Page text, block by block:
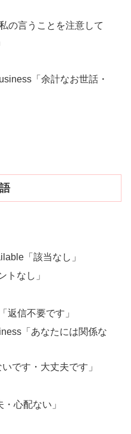
の言うことを注意して
「余計なお世話・
「該当なし」
トなし」
返信不要です」
「あなたには関係な
です・大丈夫です」
心配ない」